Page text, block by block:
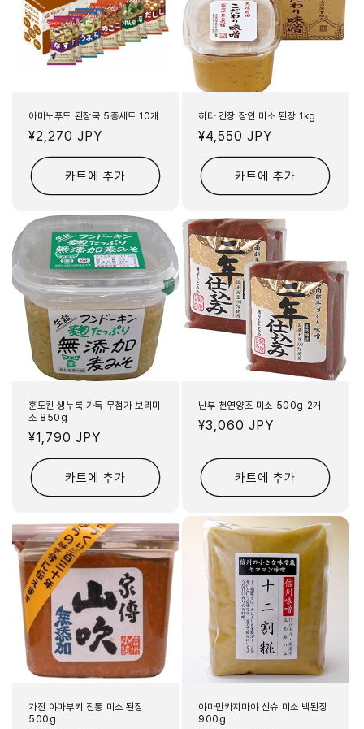
아마노푸드 된장국 5종세트 10개
정
가
¥2,270 JPY
카트에 추가
히타 간장 장인 미소 된장 1kg
정
가
¥4,550 JPY
카트에 추가
훈도킨 생누룩 가득 무첨가 보리미
소 850g
정
가
¥1,790 JPY
카트에 추가
난부 천연양조 미소 500g 2개
정
¥3,060 JPY
카트에 추가
가전 야마부키 전통 미소 된장
500g
야마만카지마야 신슈 미소 백된장
900g